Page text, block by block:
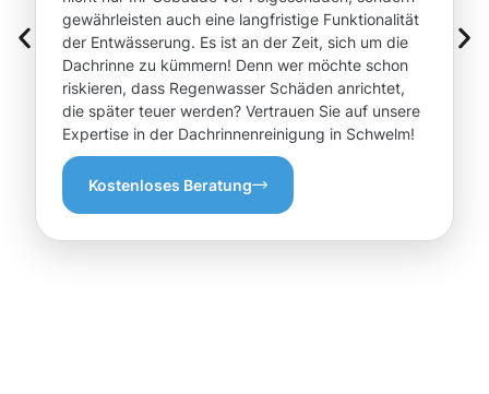
gewährleisten auch eine langfristige Funktionalität
der Entwässerung. Es ist an der Zeit, sich um die
Dachrinne zu kümmern! Denn wer möchte schon
riskieren, dass Regenwasser Schäden anrichtet,
die später teuer werden? Vertrauen Sie auf unsere
Expertise in der Dachrinnenreinigung in Schwelm!
Kostenloses Beratung